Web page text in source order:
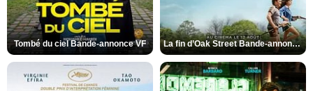
Tombé du ciel Bande-annonce VF La fin d’Oak Street Bande-annonce VO STFR